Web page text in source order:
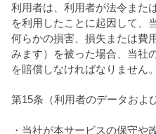
利用者は、利用者が法令また
を利用したことに起因して、
何らかの損害、損失または費
みます）を被った場合、当社
を賠償しなければなりません。
第15条（利用者のデータおよ
・当社が本サービスの保守や